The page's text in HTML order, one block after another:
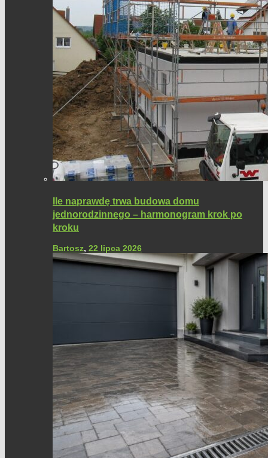
Ile naprawdę trwa budowa domu
jednorodzinnego – harmonogram krok po
kroku
Bartosz, 22 lipca 2026